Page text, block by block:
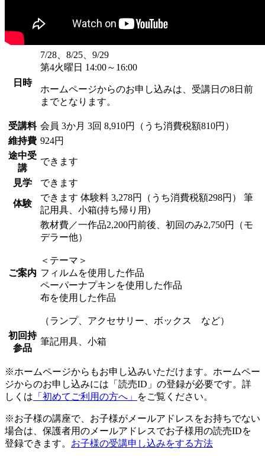
日時
7/28、8/25、9/29
第4火曜日 14:00～16:00
ホームページからのお申し込みは、受講日の8日前
までとなります。
受講料 会員 3か月 3回 8,910円（うち消費税額810円）
維持費 924円
途中受
講
できます
見学 できます
体験
できます 体験料 3,278円（うち消費税額298円） 筆
記用具、小箱(持ち帰り用)
ご案内
教材費／一作品2,200円前後、初回のみ2,750円（モ
デラー他）
＜テーマ＞
フィルムを使用した作品
ペーパーナプキンを使用した作品
布を使用した作品
（ランプ、アクセサリー、ボックス など）
初回持
参品
筆記用具、小箱
※ホームページからもお申し込みいただけます。ホームペー
ジからのお申し込みには「読売ID」の登録が必要です。詳
しくは 「初めてご利用の方へ」 をご覧ください。
※お子様の講座で、お子様がメールアドレスをお持ちでない
場合は、保護者用のメールアドレスでお子様用の読売IDを
登録できます。 お子様の受講申し込みをする方法